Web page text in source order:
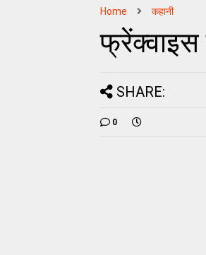
Home कहानी
फ्रेंक्‍वाइस
SHARE:
0